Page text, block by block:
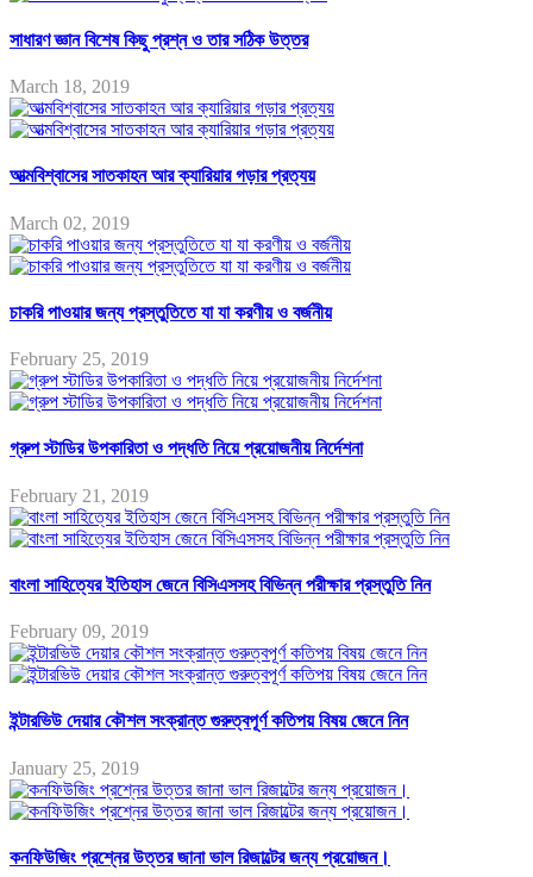
সাধারণ জ্ঞান বিশেষ কিছু প্রশ্ন ও তার সঠিক উত্তর
March 18, 2019
আত্মবিশ্বাসের সাতকাহন আর ক্যারিয়ার গড়ার প্রত্যয়
March 02, 2019
চাকরি পাওয়ার জন্য প্রস্তুতিতে যা যা করণীয় ও বর্জনীয়
February 25, 2019
গ্রুপ স্টাডির উপকারিতা ও পদ্ধতি নিয়ে প্রয়োজনীয় নির্দেশনা
February 21, 2019
বাংলা সাহিত্যের ইতিহাস জেনে বিসিএসসহ বিভিন্ন পরীক্ষার প্রস্তুতি নিন
February 09, 2019
ইন্টারভিউ দেয়ার কৌশল সংক্রান্ত গুরুত্বপূর্ণ কতিপয় বিষয় জেনে নিন
January 25, 2019
কনফিউজিং প্রশ্নের উত্তর জানা ভাল রিজাল্টের জন্য প্রয়োজন।